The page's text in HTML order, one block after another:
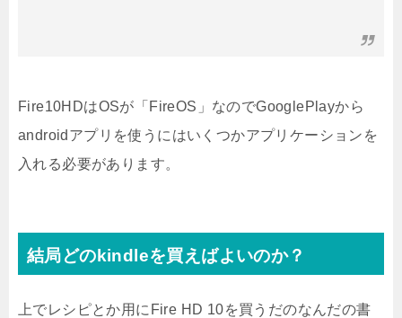
Fire10HDはOSが「FireOS」なのでGooglePlayから
androidアプリを使うにはいくつかアプリケーションを
入れる必要があります。
結局どのkindleを買えばよいのか？
上でレシピとか用にFire HD 10を買うだのなんだの書